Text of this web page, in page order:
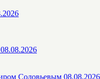
Соловьевым 08.08.2026